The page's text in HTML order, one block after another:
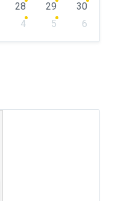
28 29
30
4 5
6